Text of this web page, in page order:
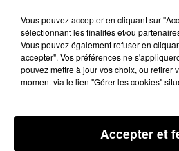
MENTIONS
Vous pouvez accepter en cliquant sur
sélectionnant les finalités et/ou
Vous pouvez également refuser en
accepter". Vos préférences ne
pouvez mettre à jour vos choix, ou retirer
moment via le lien "Gérer les cookies"
Accepter et